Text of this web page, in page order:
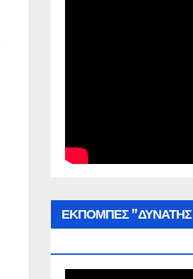
ΕΚΠΟΜΠΕΣ ”ΔΥΝΑΤΗΣ